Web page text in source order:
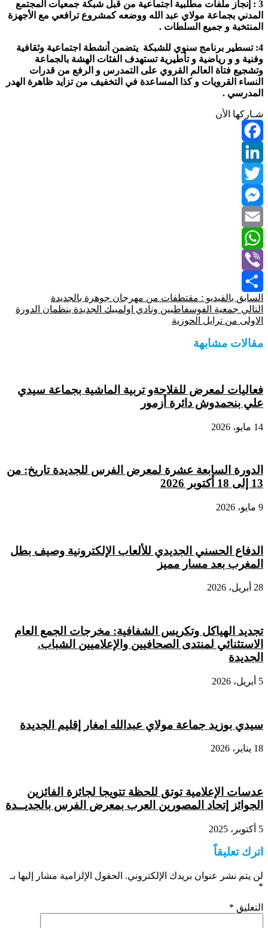
3 : إنجاز ملفات مطلبية اجتماعية من قبل شبكة جمعيات المجتمع
المدني بجماعة مولاي عبد الله ووضعه كمشروع ترافعي مع الأجهزة
المنتخبة و جميع السلطات .
4: تسطير برنامج سنوي للشبكة يتضمن أنشطة اجتماعية وثقافية
وفنية و و رياضية و تأطيرية تستهدف الفئات الهشة بالجماعة
وتشجيع فتاة العالم القروي على التمدرس و الرفع من قدرات
النساء القرويات و كذا المساعدة في التخفيف من تزايد ظاهرة الهدر
المدرسي .
شـاركها الأن
Facebook
LinkedIn
Twitter
Messenger
Email
WhatsApp
Viber
Share
السابق بالفيديو : مقتطفات من مهرجان جوهرة بالجديدة
التالي جمعية الفوسفاطيين ونادي اولمبيك الجديدة ينظمان الدورة
الاولى من ترايل الحوزية
مقالات مشابهة
فعاليات لمعرض للفلاحةو تربية الماشية بجماعة سيدي
علي بنحمدوش دائرة أزمور
14 مايو، 2026
الدورة السابعة عشرة لمعرض الفرس للجديدة تاريخ: من
13 إلى 18 أكتوبر 2026
9 مايو، 2026
الدفاع الحسني الجديدي للألعاب الإلكترونية وصيف بطل
المغرب بعد مسار مميز
28 أبريل، 2026
تجديد الهياكل وتكريس الشفافية: مخرجات الجمع العام
الاستثنائي لمنتدى الصحافيين والإعلاميين الشباب.
الجديدة
5 أبريل، 2026
سيدي بوزيد جماعة مولاي عبدالله امغار إقليم الجديدة
18 يناير، 2026
عدسات الإعلامية توتق للحظة تتويجا لجائزة الفائزين
الجوائز إتحاد المصورين العرب بمعرض الفرس بالجديــدة
5 أكتوبر، 2025
اترك تعليقاً
لن يتم نشر عنوان بريدك الإلكتروني. الحقول الإلزامية مشار إليها بـ
*
التعليق *